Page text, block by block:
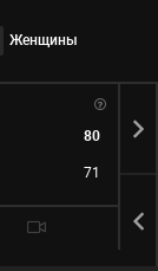
Женщины
80
71